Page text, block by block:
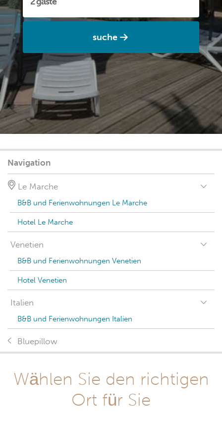
suche
Navigation
Le Marche
B&B und Ferienwohnungen Le Marche
Hotel Le Marche
Venetien
B&B und Ferienwohnungen Venetien
Hotel Venetien
Italien
B&B und Ferienwohnungen Italien
Bluepillow
Wählen Sie den richtigen
Ort für Sie